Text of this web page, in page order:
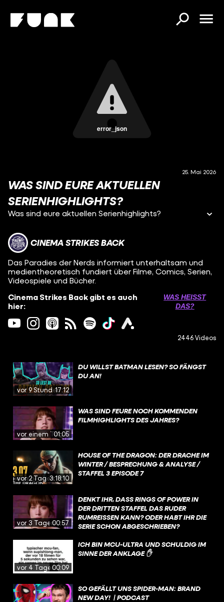
error_json
25. Mai 2026
WAS SIND EURE AKTUELLEN
SERIENHIGHLIGHTS?
Was sind eure aktuellen Serienhighlights?
CINEMA STRIKES BACK
Das Paradies der Nerds informiert unterhaltsam und
medientheoretisch fundiert über Filme, Comics, Serien,
Videospiele und Bücher.
Cinema Strikes Back gibt es auch
hier:
WAS HEISST D
AS?
2446 Videos
vor 9 Stunden17:12
DU WILLST BATMAN LESEN? SO FÄNGST
DU AN!
vor einem Tag
01:05
WAS SIND FEURE NOCH KOMMENDEN
FILMHIGHLIGHTS DES JAHRES?
vor 2 Tagen3:18:10
HOUSE OF THE DRAGON: DER DRACHE IM
WINTER / BESPRECHUNG & ANALYSE /
STAFFEL 3 EPISODE 7
vor 3 Tagen00:57
DENKT IHR, DASS RINGS OF POWER IN
DER DRITTEN STAFFEL DAS RUDER
RUMREISSEN KANN? ODER HABT IHR DIE
SERIE SCHON ABGESCHRIEBEN?
vor 4 Tagen00:09
ICH BIN MCU-ULTRA UND SCHULDIG IM
SINNE DER ANKLAGE ✋
SO GEFÄLLT UNS SPIDER-MAN: BRAND
NEW DAY! | PODCAST